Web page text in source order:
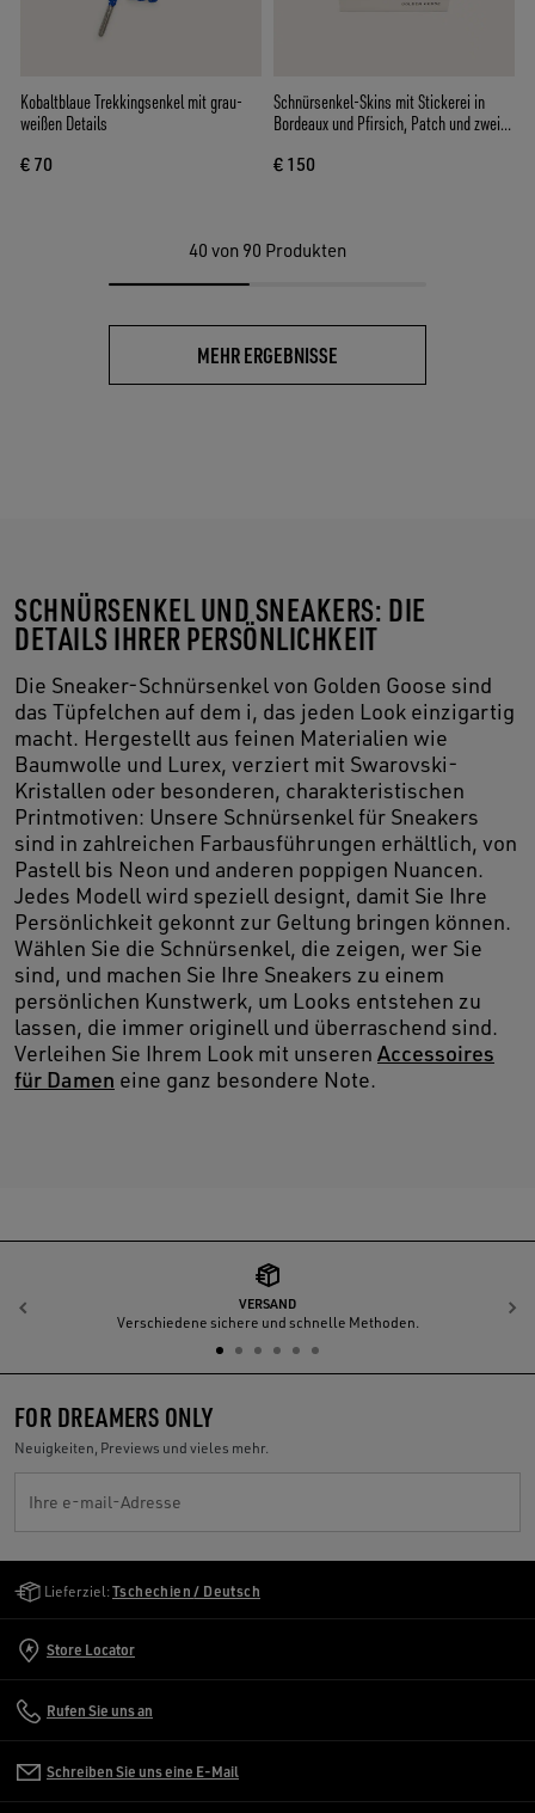
Kobaltblaue Trekkingsenkel mit grau-
weißen Details
€ 70
Schnürsenkel-Skins mit Stickerei in
Bordeaux und Pfirsich, Patch und zwei
€ 150
40 von 90 Produkten
MEHR ERGEBNISSE
SCHNÜRSENKEL UND SNEAKERS: DIE
DETAILS IHRER PERSÖNLICHKEIT
Die Sneaker-Schnürsenkel von Golden Goose sind
das Tüpfelchen auf dem i, das jeden Look einzigartig
macht. Hergestellt aus feinen Materialien wie
Baumwolle und Lurex, verziert mit Swarovski-
Kristallen oder besonderen, charakteristischen
Printmotiven: Unsere Schnürsenkel für Sneakers
sind in zahlreichen Farbausführungen erhältlich, von
Pastell bis Neon und anderen poppigen Nuancen.
Jedes Modell wird speziell designt, damit Sie Ihre
Persönlichkeit gekonnt zur Geltung bringen können.
Wählen Sie die Schnürsenkel, die zeigen, wer Sie
sind, und machen Sie Ihre Sneakers zu einem
persönlichen Kunstwerk, um Looks entstehen zu
lassen, die immer originell und überraschend sind.
Verleihen Sie Ihrem Look mit unseren Accessoires
für Damen eine ganz besondere Note.
VERSAND
Verschiedene sichere und schnelle Methoden.
Zurück
FOR DREAMERS ONLY
Neuigkeiten, Previews und vieles mehr.
Ihre e-mail-Adresse
Lieferziel: Tschechien / Deutsch
Store Locator
Rufen Sie uns an
Schreiben Sie uns eine E-Mail